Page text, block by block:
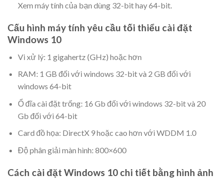
Xem máy tính của bạn dùng 32-bit hay 64-bit.
Cấu hình máy tính yêu cầu tối thiểu cài đặt
Windows 10
Vi xử lý: 1 gigahertz (GHz) hoặc hơn
RAM: 1 GB đối với windows 32-bit và 2 GB đối với
windows 64-bit
Ổ đĩa cài đặt trống: 16 Gb đối với windows 32-bit và 20
Gb đối với 64-bit
Card đồ họa: DirectX 9 hoặc cao hơn với WDDM 1.0
Độ phân giải màn hình: 800×600
Cách cài đặt Windows 10 chi tiết bằng hình ảnh